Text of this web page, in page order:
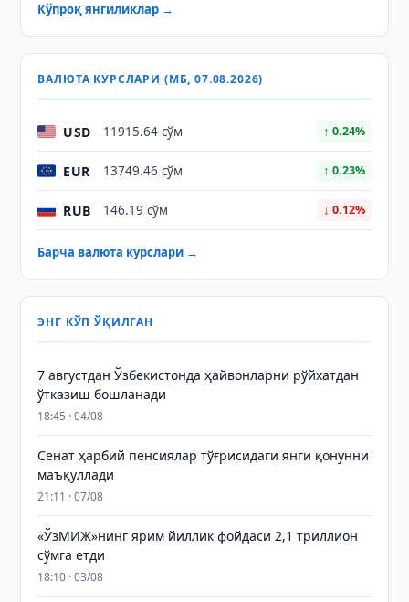
Кўпроқ янгиликлар →
ВАЛЮТА КУРСЛАРИ (МБ, 07.08.2026)
USD 11915.64 сўм ↑ 0.24%
EUR 13749.46 сўм ↑ 0.23%
RUB 146.19 сўм ↓ 0.12%
Барча валюта курслари →
ЭНГ КЎП ЎҚИЛГАН
7 августдан Ўзбекистонда ҳайвонларни рўйхатдан
ўтказиш бошланади
18:45 · 04/08
Сенат ҳарбий пенсиялар тўғрисидаги янги қонунни
маъқуллади
21:11 · 07/08
«ЎзМИЖ»нинг ярим йиллик фойдаси 2,1 триллион
сўмга етди
18:10 · 03/08